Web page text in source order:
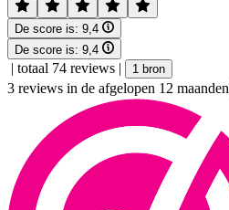
De score is: 9,4
De score is: 9,4
| totaal 74 reviews | 1 bron
3 reviews in de afgelopen 12 maanden